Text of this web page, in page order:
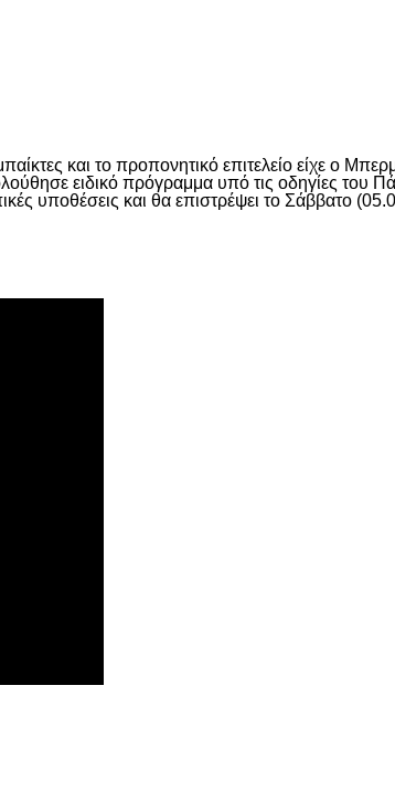
και το προπονητικό επιτελείο είχε ο
ειδικό πρόγραμμα υπό τις οδηγίες
υποθέσεις και θα επιστρέψει το Σάββατο